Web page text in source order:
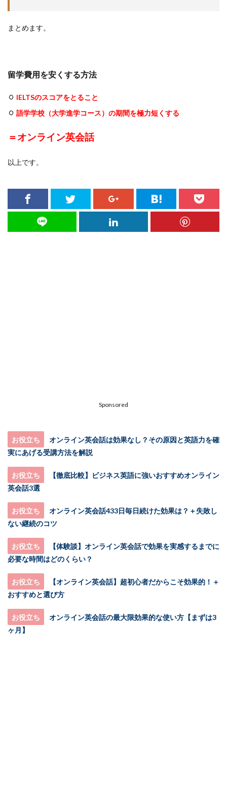
まとめます。
留学費用を安くする方法
IELTSのスコアをとること
語学学校（大学進学コース）の期間を極力短くする
＝オンライン英会話
以上です。
Sponsored
お役立ち
オンライン英会話は効果なし？その原因と英語力を確
実にあげる受講方法を解説
お役立ち
【徹底比較】ビジネス英語に強いおすすめオンライン
英会話3選
お役立ち
オンライン英会話433日毎日続けた効果は？＋失敗し
ない継続のコツ
お役立ち
【体験談】オンライン英会話で効果を実感するまでに
必要な時間はどのくらい？
お役立ち
【オンライン英会話】超初心者だからこそ効果的！＋
おすすめと選び方
お役立ち
オンライン英会話の最大限効果的な使い方【まずは3
ヶ月】